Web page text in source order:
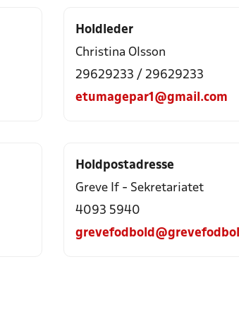
Holdleder
Christina Olsson
29629233 / 29629233
etumagepar1@gmail.com
Holdpostadresse
Greve If - Sekretariatet
4093 5940